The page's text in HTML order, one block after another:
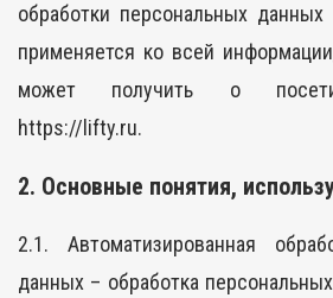
обработки персональных
применяется ко всей
может получить о
https://lifty.ru.
2. Основные понятия,
2.1. Автоматизированная
данных – обработка